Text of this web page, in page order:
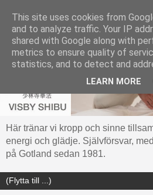
Här tränar vi kropp och sinne
energi och glädje. Självförsvar,
på Gotland sedan 1981.
This site uses cookies from
and to analyze traffic. Your IP
shared with Google along with
metrics to ensure quality of
statistics, and to detect and
LEARN MORE